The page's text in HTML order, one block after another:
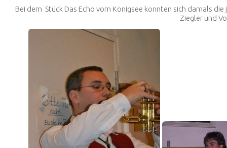
Bei dem Stück Das Echo vom Königsee konnten sich damals
Ziegler und